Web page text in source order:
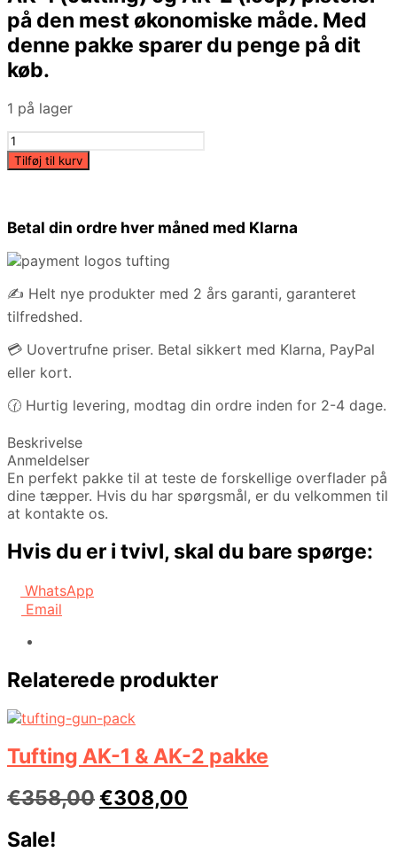
€358,00.€308,00.
på den mest økonomiske måde. Med
denne pakke sparer du penge på dit
køb.
1 på lager
Tufting
AK-
1
2
antal
Tilføj til kurv
Betal din ordre hver måned med Klarna
✍️ Helt nye produkter med 2 års garanti, garanteret
tilfredshed.
💳 Uovertrufne priser. Betal sikkert med Klarna, PayPal
eller kort.
🕜 Hurtig levering, modtag din ordre inden for 2-4 dage.
Beskrivelse
Anmeldelser
En perfekt pakke til at teste de forskellige overflader på
dine tæpper. Hvis du har spørgsmål, er du velkommen til
at kontakte os.
Hvis du er i tvivl, skal du bare spørge:
WhatsApp
Email
Relaterede produkter
Tufting AK-1 & AK-2 pakke
€358,00Den
€308,00
Sale!